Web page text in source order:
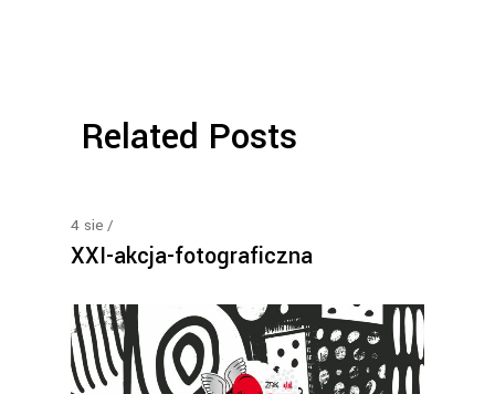
Related Posts
4 sie
XXI-akcja-fotograficzna